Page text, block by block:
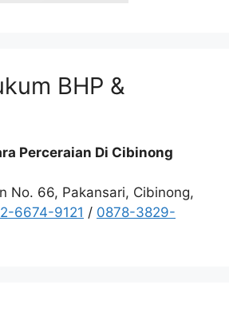
BHP &
Perceraian Di Cibinong
No. 66, Pakansari, Cibinong,
6674-9121 / 0878-3829-